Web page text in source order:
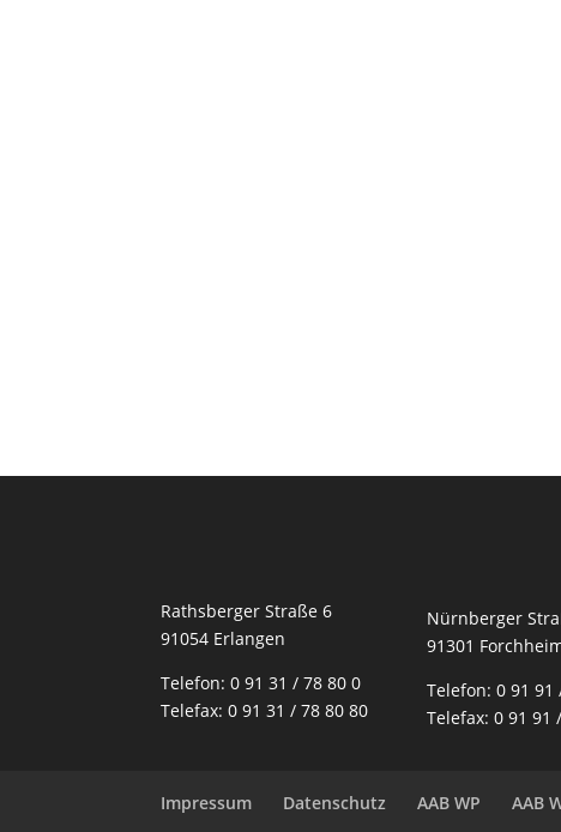
Rathsberger Straße 6
91054 Erlangen
Telefon: 0 91 31 / 78 80 0
Telefax: 0 91 31 / 78 80 80
Nürnberger
91301
Telefon: 0 91 91
Telefax: 0 91 91
Impressum Datenschutz AAB WP AAB